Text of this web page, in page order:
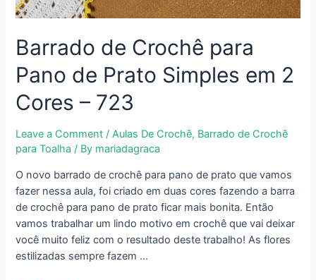
Barrado de Crochê para
Pano de Prato Simples em 2
Cores – 723
Leave a Comment /Aulas De Crochê, Barrado de Crochê
para Toalha / By mariadagraca
O novo barrado de crochê para pano de prato que vamos
fazer nessa aula, foi criado em duas cores fazendo a barra
de crochê para pano de prato ficar mais bonita. Então
vamos trabalhar um lindo motivo em crochê que vai deixar
você muito feliz com o resultado deste trabalho! As flores
estilizadas sempre fazem …